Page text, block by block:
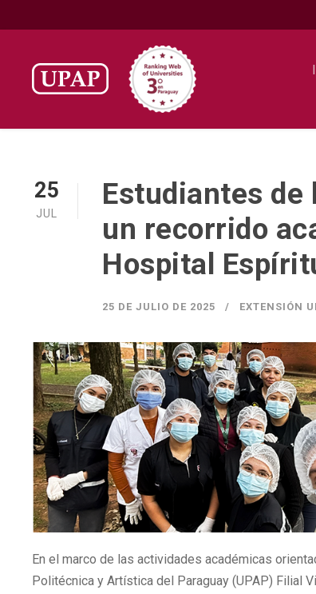
25
JUL
Estudiantes de
un recorrido
Hospital
25 DE JULIO DE 2025 EXTENSIÓN
En el marco de las actividades académicas
Politécnica y Artística del Paraguay (UPAP) Filial